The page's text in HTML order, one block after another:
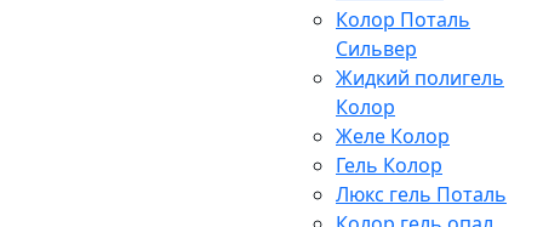
Колор Поталь
Сильвер
Жидкий полигель
Колор
Желе Колор
Гель Колор
Люкс гель Поталь